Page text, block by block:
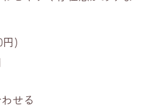
円)
せる